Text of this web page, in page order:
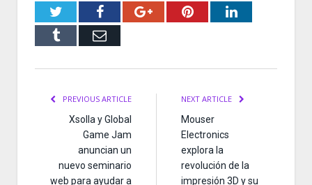
TwitterFacebookGoogle+PinterestLinkedIn
Tumblr Email
PREVIOUS ARTICLE
Xsolla y Global
Game Jam
anuncian un
nuevo seminario
web para ayudar a
NEXT ARTICLE
Mouser
Electronics
explora la
revolución de la
impresión 3D y su